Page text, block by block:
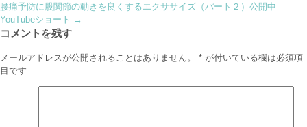
腰痛予防に股関節の動きを良くするエクササイズ（パート２）公開中
YouTubeショート →
コメントを残す
メールアドレスが公開されることはありません。 * が付いている欄は必須項
目です